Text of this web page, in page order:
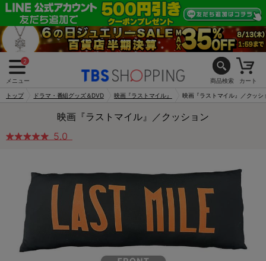
2
メニュー 商品検索 カート
トップ ドラマ・番組グッズ＆DVD 映画『ラストマイル』 映画『ラストマイル』／クッシ
映画『ラストマイル』／クッション
5.0